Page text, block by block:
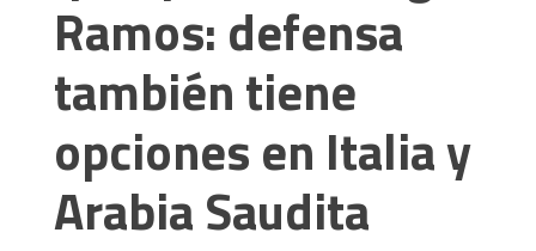
Ramos: defensa
también tiene
opciones en Italia y
Arabia Saudita